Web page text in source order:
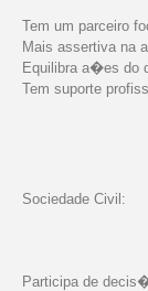
Tem um parceiro
Mais assertiva na
Equilibra a�es do
Tem suporte
Sociedade Civil:
Participa de